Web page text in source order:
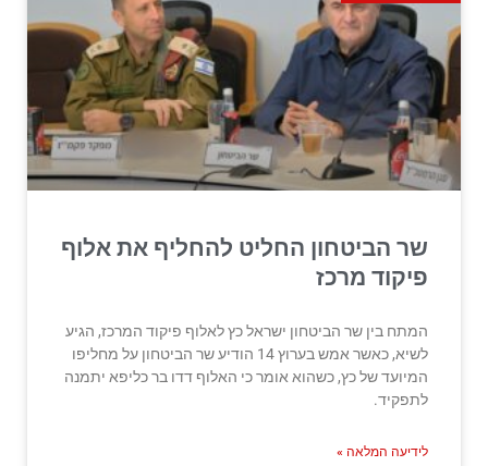
שר הביטחון החליט להחליף את אלוף
פיקוד מרכז
המתח בין שר הביטחון ישראל כץ לאלוף פיקוד המרכז, הגיע
לשיא, כאשר אמש בערוץ 14 הודיע שר הביטחון על מחליפו
המיועד של כץ, כשהוא אומר כי האלוף דדו בר כליפא יתמנה
לתפקיד.
לידיעה המלאה »